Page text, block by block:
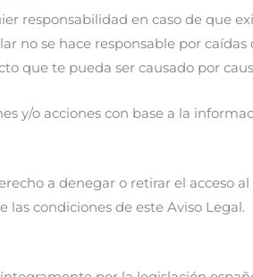
responsabilidad en caso de que
no se hace responsable por
que te pueda ser causado por
y/o acciones con base a la
a denegar o retirar el acceso
las condiciones de este Aviso Legal.